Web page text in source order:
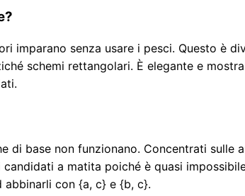
imparano senza usare i pesci. Questo è
schemi rettangolari. È elegante e
di base non funzionano. Concentrati
a matita poiché è quasi
con {a, c} e {b, c}.